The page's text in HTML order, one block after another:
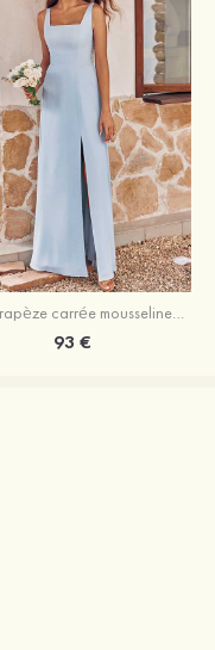
Robe trapèze carrée mousseline ras du sol robe de demoiselle d'honneur
93 €